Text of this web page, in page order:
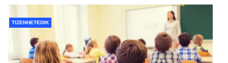
TIZENHETEDIK